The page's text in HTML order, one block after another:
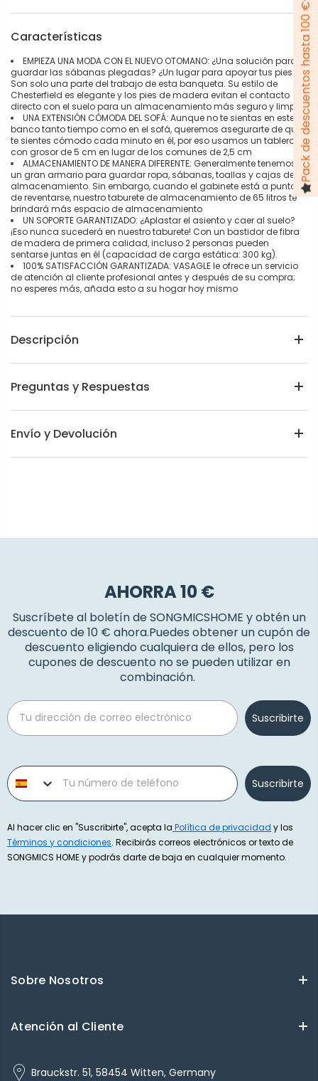
Características
EMPIEZA UNA MODA CON EL NUEVO OTOMANO: ¿Una solución para
guardar las sábanas plegadas? ¿Un lugar para apoyar tus pies?
Son solo una parte del trabajo de esta banqueta. Su estilo de
Chesterfield es elegante y los pies de madera evitan el contacto
directo con el suelo para un almacenamiento más seguro y limpio
UNA EXTENSIÓN CÓMODA DEL SOFÁ: Aunque no te sientas en este
banco tanto tiempo como en el sofá, queremos asegurarte de que
te sientes cómodo cada minuto en él, por eso usamos un tablero
con grosor de 5 cm en lugar de los comunes de 2,5 cm
ALMACENAMIENTO DE MANERA DIFERENTE: Generalmente tenemos
un gran armario para guardar ropa, sábanas, toallas y cajas de
almacenamiento. Sin embargo, cuando el gabinete está a punto
de reventarse, nuestro taburete de almacenamiento de 65 litros te
brindará más espacio de almacenamiento
UN SOPORTE GARANTIZADO: ¿Aplastar el asiento y caer al suelo?
¡Eso nunca sucederá en nuestro taburete! Con un bastidor de fibra
de madera de primera calidad, incluso 2 personas pueden
sentarse juntas en él (capacidad de carga estática: 300 kg).
100% SATISFACCIÓN GARANTIZADA: VASAGLE le ofrece un servicio
de atención al cliente profesional antes y después de su compra;
no esperes más, añada esto a su hogar hoy mismo
Descripción
Preguntas y Respuestas
Envío y Devolución
AHORRA 10 €
Suscríbete al boletín de SONGMICSHOME y obtén un
descuento de 10 € ahora.Puedes obtener un cupón de
descuento eligiendo cualquiera de ellos, pero los
cupones de descuento no se pueden utilizar en
combinación.
Email
Suscribirte
Phone number
Suscribirte
Al hacer clic en "Suscribirte", acepta la Política de privacidad y los
Términos y condiciones. Recibirás correos electrónicos or texto de
SONGMICS HOME y podrás darte de baja en cualquier momento.
Sobre Nosotros
Atención al Cliente
Brauckstr. 51, 58454 Witten, Germany
Pack de descuentos hasta 100 €